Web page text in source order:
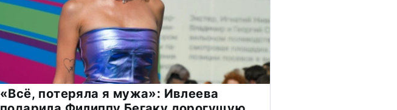
«Всё, потеряла я мужа»: Ивлеева